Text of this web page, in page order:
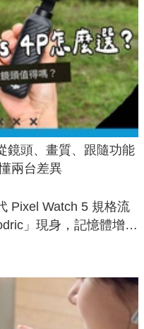
鏡頭、畫質、跟隨功能
兩台差異
Pixel Watch 5 規格流
」現身，記憶體增強